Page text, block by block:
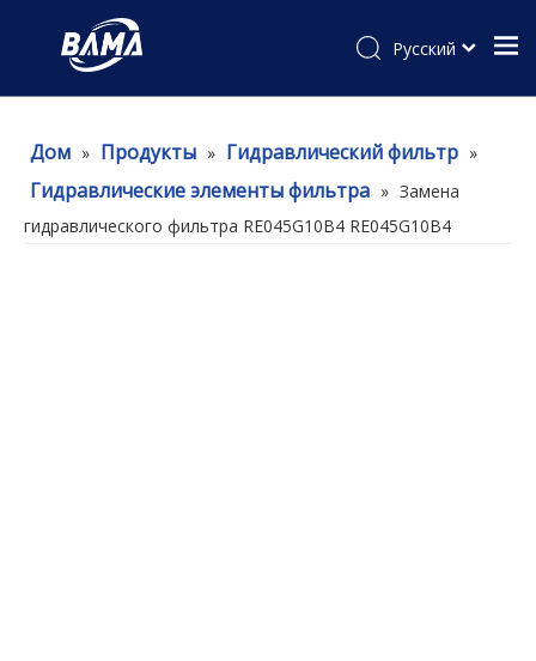
Pусский
Дом » Продукты » Гидравлический фильтр »
Гидравлические элементы фильтра » Замена
гидравлического фильтра RE045G10B4 RE045G10B4